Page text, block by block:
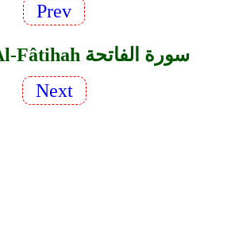
Prev
1. Surah Al-Fâtihah سورة الفاتحة
Next